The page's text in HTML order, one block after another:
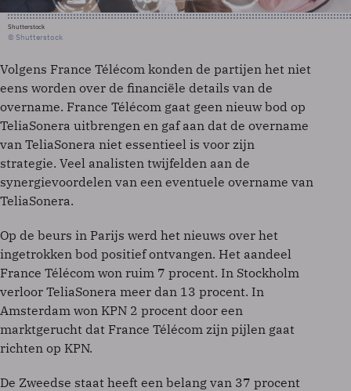
Shutterstock
© Shutterstock
Volgens France Télécom konden de partijen het niet
eens worden over de financiële details van de
overname. France Télécom gaat geen nieuw bod op
TeliaSonera uitbrengen en gaf aan dat de overname
van TeliaSonera niet essentieel is voor zijn
strategie. Veel analisten twijfelden aan de
synergievoordelen van een eventuele overname van
TeliaSonera.
Op de beurs in Parijs werd het nieuws over het
ingetrokken bod positief ontvangen. Het aandeel
France Télécom won ruim 7 procent. In Stockholm
verloor TeliaSonera meer dan 13 procent. In
Amsterdam won KPN 2 procent door een
marktgerucht dat France Télécom zijn pijlen gaat
richten op KPN.
De Zweedse staat heeft een belang van 37 procent